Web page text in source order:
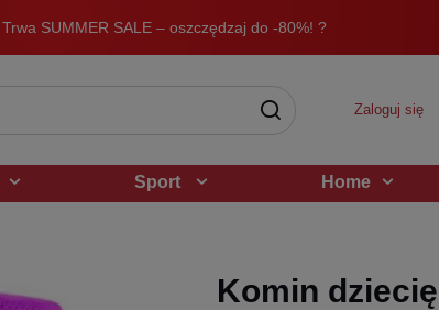
Trwa SUMMER SALE – oszczędzaj do -80%! ?
Zaloguj się
Sport Home
Komin